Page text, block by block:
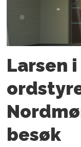
Larsen
besøk